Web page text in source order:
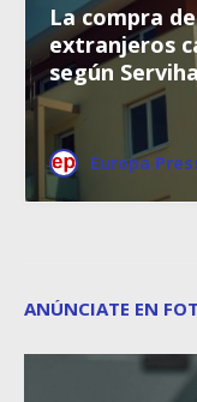
La compra
extranjeros
según
Europa
ANÚNCIATE EN